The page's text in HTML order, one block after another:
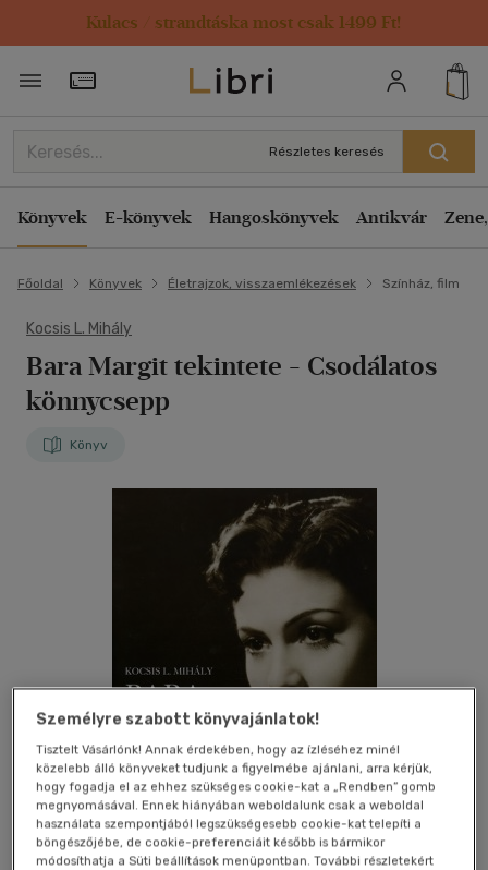
Kulacs / strandtáska most csak 1499 Ft!
Törzsvásárlói Kártya adatai
Részletes keresés
Könyvek E-könyvek Hangoskönyvek Antikvár
Főoldal Könyvek Életrajzok, visszaemlékezések Színház, film
Kocsis L. Mihály
Bara Margit tekintete - Csodálatos
könnycsepp
Könyv
Kívánságlistához adom Megosztom
Személyre szabott könyvajánlatok!
Tisztelt Vásárlónk! Annak érdekében, hogy az ízléséhez minél
közelebb álló könyveket tudjunk a figyelmébe ajánlani, arra kérjük,
hogy fogadja el az ehhez szükséges cookie-kat a „Rendben” gomb
megnyomásával. Ennek hiányában weboldalunk csak a weboldal
használata szempontjából legszükségesebb cookie-kat telepíti a
böngészőjébe, de cookie-preferenciáit később is bármikor
módosíthatja a Süti beállítások menüpontban. További részletekért